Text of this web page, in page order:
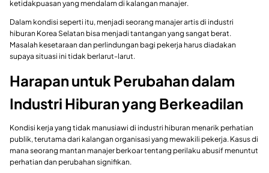
ketidakpuasan yang mendalam di kalangan manajer.
Dalam kondisi seperti itu, menjadi seorang manajer artis di industri
hiburan Korea Selatan bisa menjadi tantangan yang sangat berat.
Masalah kesetaraan dan perlindungan bagi pekerja harus diadakan
supaya situasi ini tidak berlarut-larut.
Harapan untuk Perubahan dalam
Industri Hiburan yang Berkeadilan
Kondisi kerja yang tidak manusiawi di industri hiburan menarik perhatian
publik, terutama dari kalangan organisasi yang mewakili pekerja. Kasus di
mana seorang mantan manajer berkoar tentang perilaku abusif menuntut
perhatian dan perubahan signifikan.